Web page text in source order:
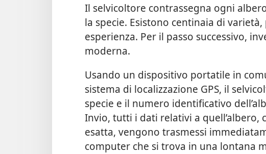
Il selvicoltore contrassegna ogni
la specie. Esistono centinaia di
esperienza. Per il passo successivo,
moderna.
Usando un dispositivo portatile in
sistema di localizzazione GPS, il
specie e il numero identificativo
Invio, tutti i dati relativi a quell’albero,
esatta, vengono trasmessi
computer che si trova in una lontana